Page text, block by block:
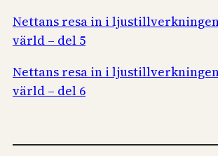
Nettans resa in i
värld – del 5
Nettans resa in i
värld – del 6